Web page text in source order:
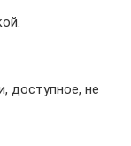
доступное, не